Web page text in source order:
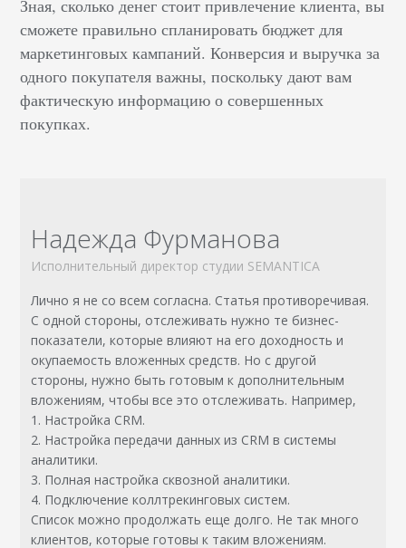
Зная, сколько денег стоит привлечение клиента, вы
сможете правильно спланировать бюджет для
маркетинговых кампаний. Конверсия и выручка за
одного покупателя важны, поскольку дают вам
фактическую информацию о совершенных
покупках.
Надежда Фурманова
Исполнительный директор студии SEMANTICA
Лично я не со всем согласна. Статья противоречивая.
С одной стороны, отслеживать нужно те бизнес-
показатели, которые влияют на его доходность и
окупаемость вложенных средств. Но с другой
стороны, нужно быть готовым к дополнительным
вложениям, чтобы все это отслеживать. Например,
1. Настройка CRM.
2. Настройка передачи данных из CRM в системы
аналитики.
3. Полная настройка сквозной аналитики.
4. Подключение коллтрекинговых систем.
Список можно продолжать еще долго. Не так много
клиентов, которые готовы к таким вложениям.